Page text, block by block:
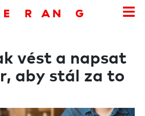
vést a napsat
aby stál za to